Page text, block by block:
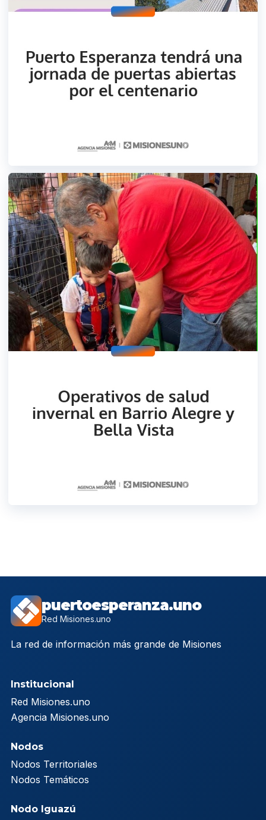
puertoesperanza.uno
Red Misiones.uno
La red de información más grande de Misiones
Institucional
Red Misiones.uno
Agencia Misiones.uno
Nodos
Nodos Territoriales
Nodos Temáticos
Nodo Iguazú